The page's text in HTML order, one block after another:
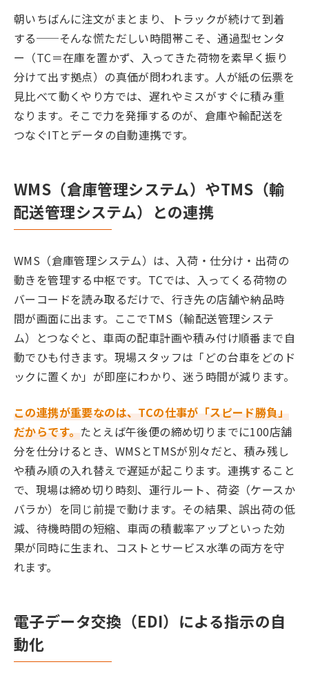
朝いちばんに注文がまとまり、トラックが続けて到着
する──そんな慌ただしい時間帯こそ、通過型センタ
ー（TC＝在庫を置かず、入ってきた荷物を素早く振り
分けて出す拠点）の真価が問われます。人が紙の伝票を
見比べて動くやり方では、遅れやミスがすぐに積み重
なります。そこで力を発揮するのが、倉庫や輸配送を
つなぐITとデータの自動連携です。
WMS（倉庫管理システム）やTMS（輸
配送管理システム）との連携
WMS（倉庫管理システム）は、入荷・仕分け・出荷の
動きを管理する中枢です。TCでは、入ってくる荷物の
バーコードを読み取るだけで、行き先の店舗や納品時
間が画面に出ます。ここでTMS（輸配送管理システ
ム）とつなぐと、車両の配車計画や積み付け順番まで自
動でひも付きます。現場スタッフは「どの台車をどのド
ックに置くか」が即座にわかり、迷う時間が減ります。
この連携が重要なのは、TCの仕事が「スピード勝負」
だからです。たとえば午後便の締め切りまでに100店舗
分を仕分けるとき、WMSとTMSが別々だと、積み残し
や積み順の入れ替えで遅延が起こります。連携すること
で、現場は締め切り時刻、運行ルート、荷姿（ケースか
バラか）を同じ前提で動けます。その結果、誤出荷の低
減、待機時間の短縮、車両の積載率アップといった効
果が同時に生まれ、コストとサービス水準の両方を守
れます。
電子データ交換（EDI）による指示の自
動化